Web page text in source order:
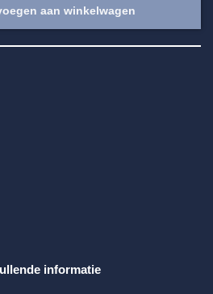
aan winkelwagen
informatie